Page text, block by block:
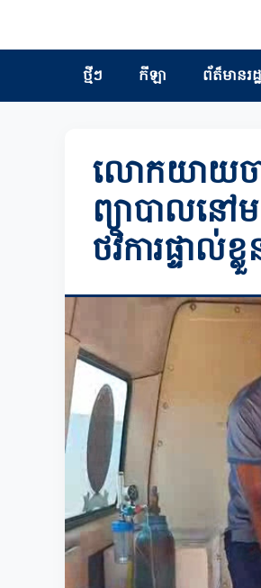
ថ្មីៗ កីឡា ព័ត៏មានរ
លោកយាយចា
ព្យាបាលនៅ
ថវិការផ្ទ